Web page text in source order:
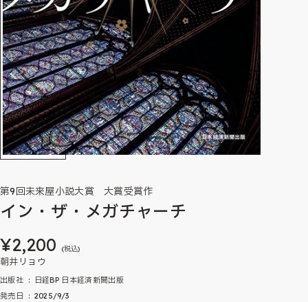
第9回未来屋小説大賞 大賞受賞作
イン・ザ・メガチャーチ
¥2,200 (税込)
朝井リョウ
出版社 ‏ : ‎ 日経BP 日本経済新聞出版
発売日 ‏ : ‎ 2025/9/3